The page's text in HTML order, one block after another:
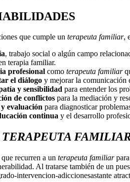
que cumple un terapeuta familiar,
, trabajo social o algún campo
terapia familiar.
profesional como terapeuta familiar
el diálogo y mejorar la comunicación
y sensibilidad para entender los
de conflictos para la mediación y
evaluación para diagnosticar
continua y el desarrollo
TERAPEUTA
recurren a un terapeuta familiarpara
Al tratarse también de un
intervencion-adiccionesastante